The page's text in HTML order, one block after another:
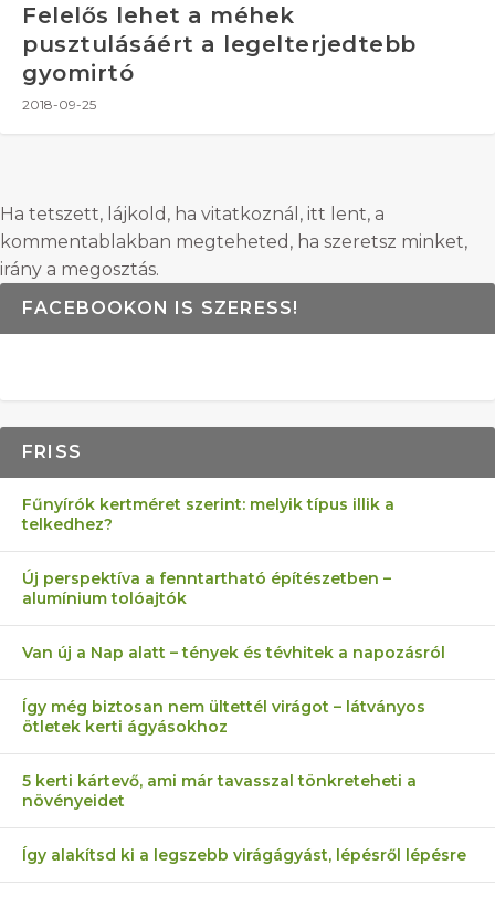
Felelős lehet a méhek
pusztulásáért a legelterjedtebb
gyomirtó
2018-09-25
Ha tetszett, lájkold, ha vitatkoznál, itt lent, a
kommentablakban megteheted, ha szeretsz minket,
irány a megosztás.
FACEBOOKON IS SZERESS!
FRISS
Fűnyírók kertméret szerint: melyik típus illik a
telkedhez?
Új perspektíva a fenntartható építészetben –
alumínium tolóajtók
Van új a Nap alatt – tények és tévhitek a napozásról
Így még biztosan nem ültettél virágot – látványos
ötletek kerti ágyásokhoz
5 kerti kártevő, ami már tavasszal tönkreteheti a
növényeidet
Így alakítsd ki a legszebb virágágyást, lépésről lépésre